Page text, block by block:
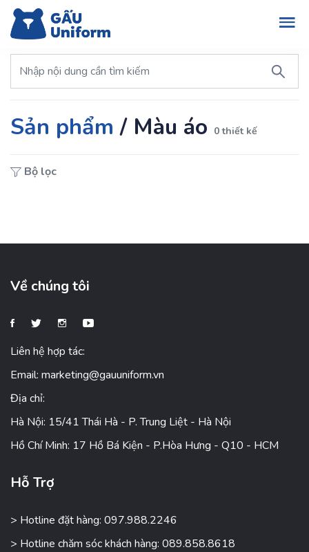
Sản phẩm / Màu áo 0 thiết kế
Bộ lọc
Về chúng tôi
Liên hệ hợp tác:
Email: marketing@gauuniform.vn
Địa chỉ:
Hà Nội: 15/41 Thái Hà - P. Trung Liệt - Hà Nội
Hồ Chí Minh: 17 Hồ Bá Kiện - P.Hòa Hưng - Q10 - HCM
Hỗ Trợ
> Hotline đặt hàng: 097.988.2246
> Hotline chăm sóc khách hàng: 089.858.8618